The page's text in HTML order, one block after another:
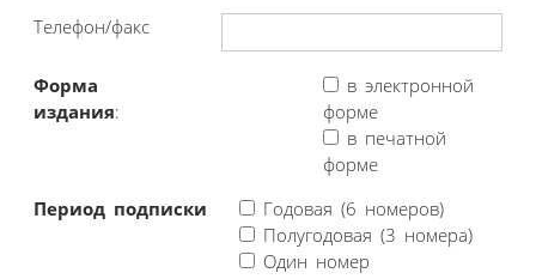
Телефон/факс
Форма
издания:
в электронной
форме
в печатной
форме
Период подписки
Годовая (6 номеров)
Полугодовая (3 номера)
Один номер